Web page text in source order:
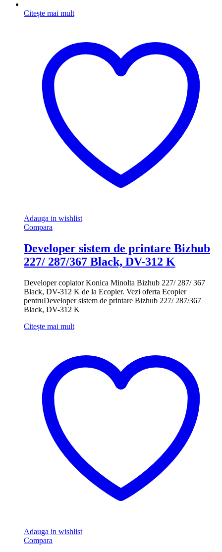
Citește mai mult
Adauga in wishlist
Compara
Developer sistem de printare Bizhub
227/ 287/367 Black, DV-312 K
Developer copiator Konica Minolta Bizhub 227/ 287/ 367
Black, DV-312 K de la Ecopier. Vezi oferta Ecopier
pentruDeveloper sistem de printare Bizhub 227/ 287/367
Black, DV-312 K
Citește mai mult
Adauga in wishlist
Compara